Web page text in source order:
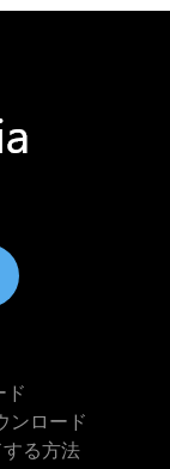
ド
ンロード
る方法